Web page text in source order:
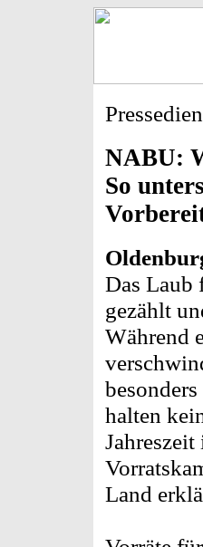
NABU:
So
Das Laub
gezählt
Während
halten
Land